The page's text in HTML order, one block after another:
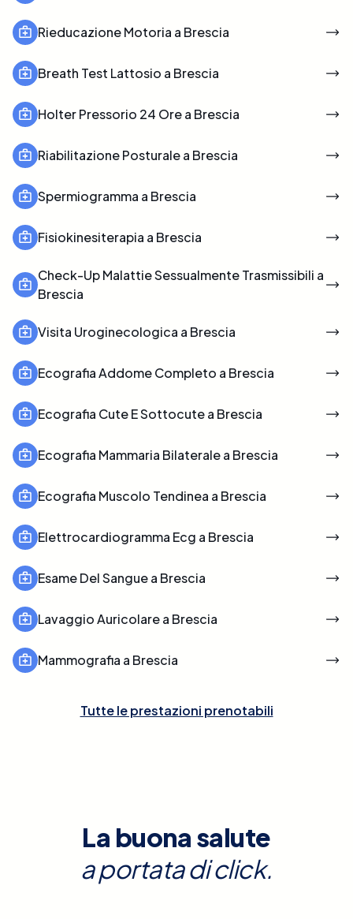
Rieducazione Motoria a Brescia
Breath Test Lattosio a Brescia
Holter Pressorio 24 Ore a Brescia
Riabilitazione Posturale a Brescia
Spermiogramma a Brescia
Fisiokinesiterapia a Brescia
Check-Up Malattie Sessualmente Trasmissibili a
Brescia
Visita Uroginecologica a Brescia
Ecografia Addome Completo a Brescia
Ecografia Cute E Sottocute a Brescia
Ecografia Mammaria Bilaterale a Brescia
Ecografia Muscolo Tendinea a Brescia
Elettrocardiogramma Ecg a Brescia
Esame Del Sangue a Brescia
Lavaggio Auricolare a Brescia
Mammografia a Brescia
Tutte le prestazioni prenotabili
La buona salute
a portata di click.